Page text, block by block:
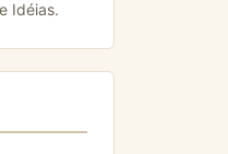
Idéias.